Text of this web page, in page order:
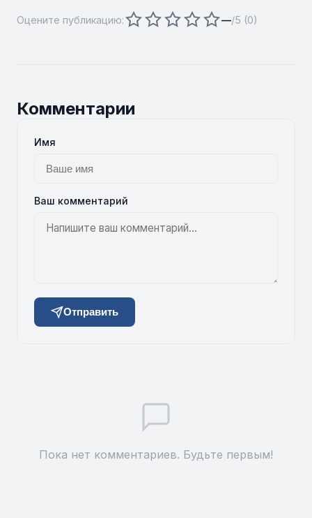
Оцените публикацию: —/5 (0)
Комментарии
Имя
Ваш комментарий
Отправить
Пока нет комментариев. Будьте первым!